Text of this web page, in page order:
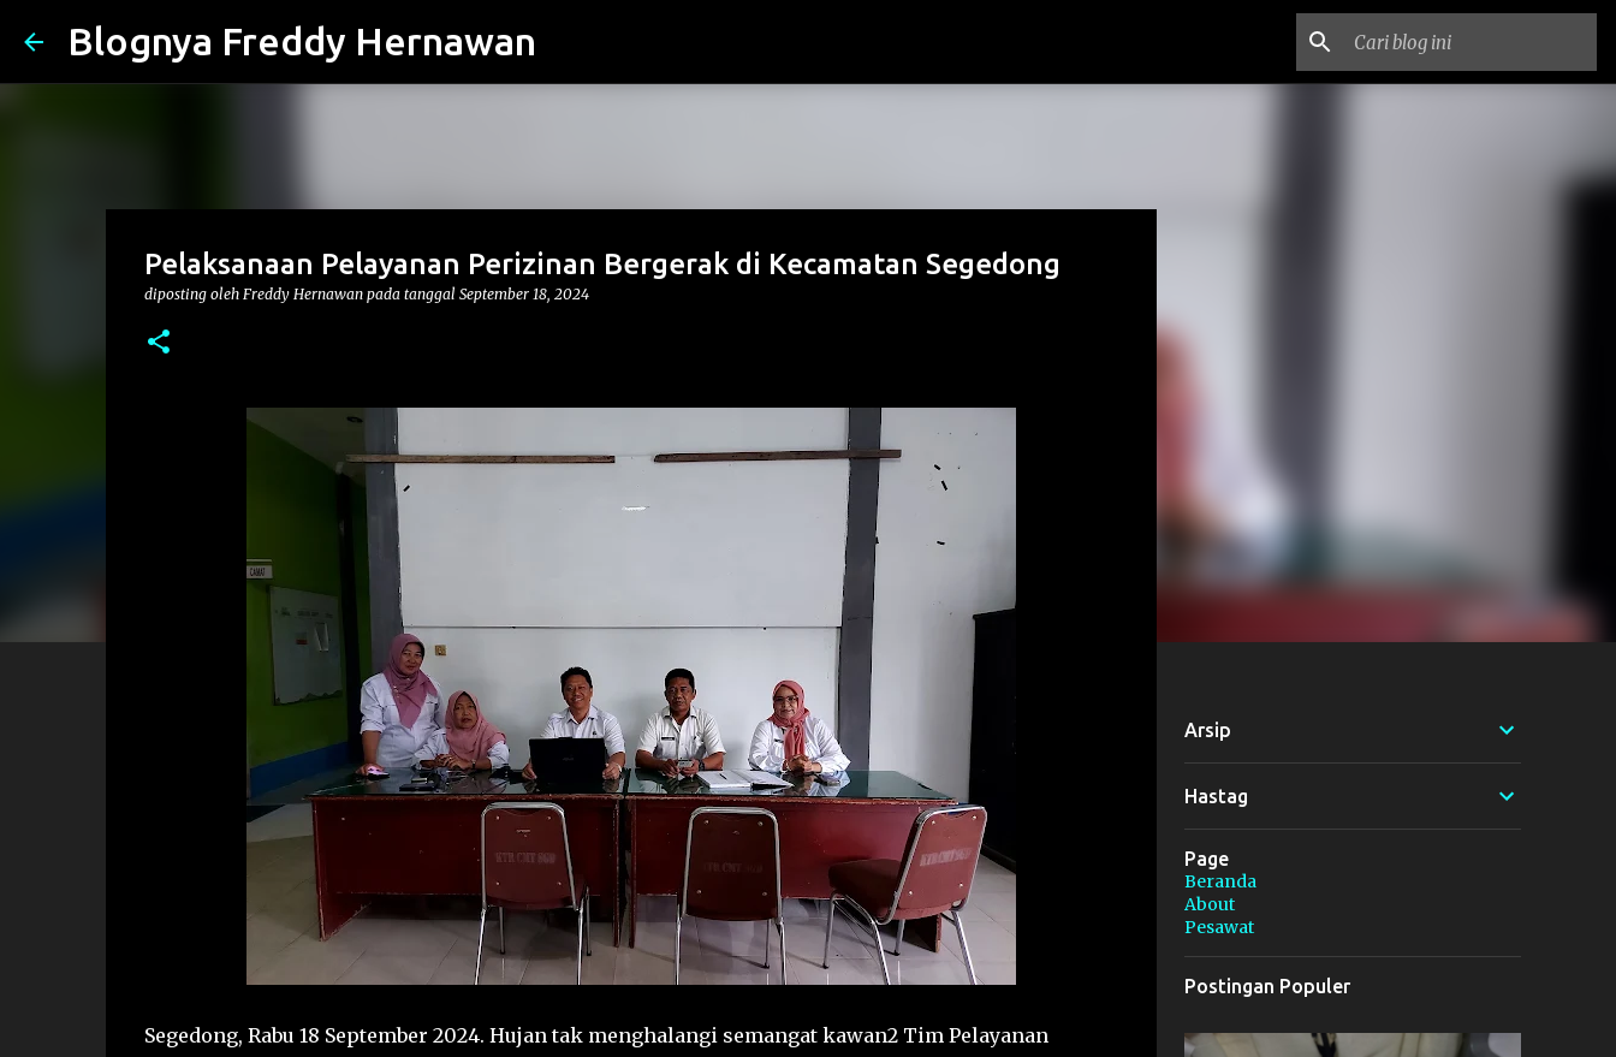
Blognya Freddy Hernawan
Pelaksanaan Pelayanan Perizinan Bergerak di Kecamatan Segedong
diposting oleh Freddy Hernawan pada tanggal September 18, 2024
Segedong, Rabu 18 September 2024. Hujan tak menghalangi semangat kawan2 Tim Pelayanan
Arsip
Hastag
Page
Beranda
About
Pesawat
Postingan Populer